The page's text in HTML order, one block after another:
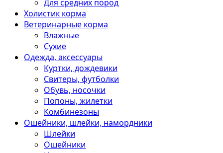
Для средних пород
Холистик корма
Ветеринарные корма
Влажные
Сухие
Одежда, аксессуары
Куртки, дождевики
Свитеры, футболки
Обувь, носочки
Попоны, жилетки
Комбинезоны
Ошейники, шлейки, намордники
Шлейки
Ошейники